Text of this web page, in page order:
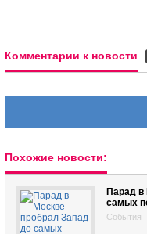
Комментарии к новости
Похожие новости:
Парад в
самых
События